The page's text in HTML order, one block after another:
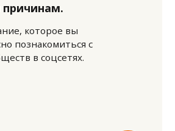
причинам.
которое вы
познакомиться с
в соцсетях.